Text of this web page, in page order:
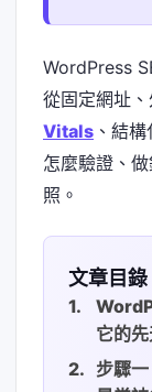
WordPress
從固定網址
Vitals 、結
怎麼驗證、
照。
文章目錄
它的
步驟